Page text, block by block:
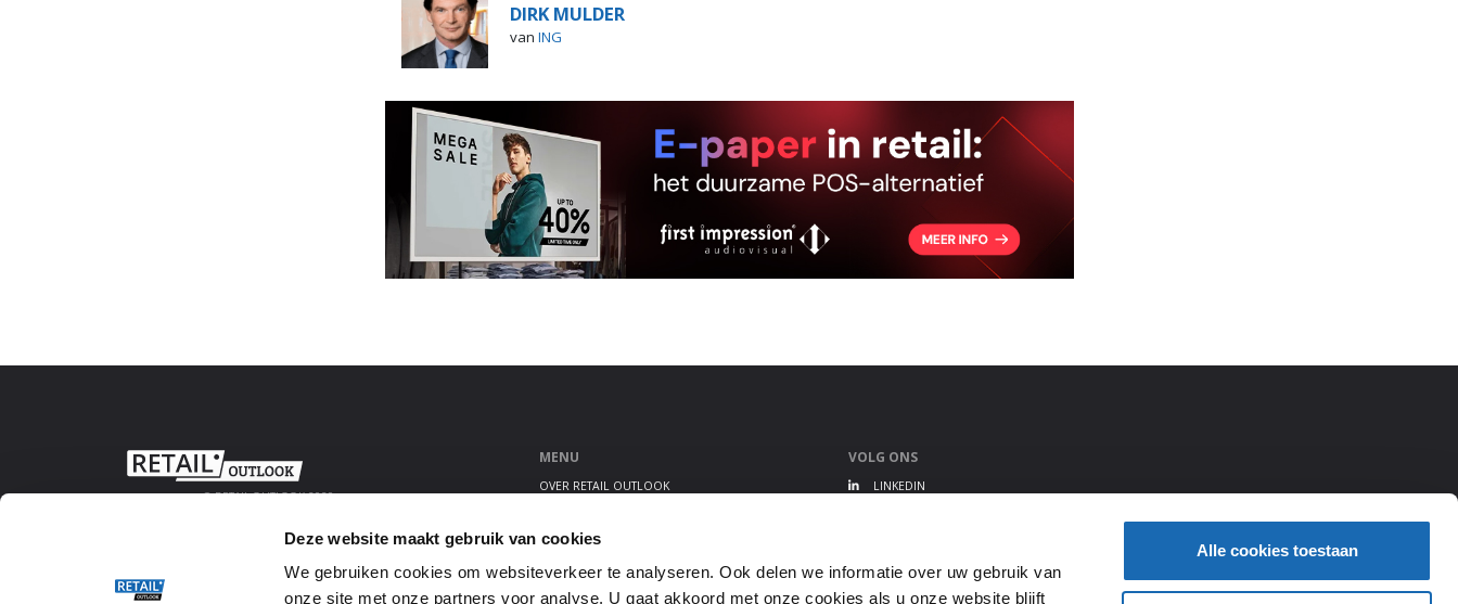
Deze website maakt gebruik van cookies
We gebruiken cookies om websiteverkeer te analyseren. Ook delen we informatie over uw gebruik van
onze site met onze partners voor analyse. U gaat akkoord met onze cookies als u onze website blijft
Alle cookies toestaan
DIRK MULDER
vanING
© RETAIL OUTLOOK 2020
MENU
OVER RETAIL OUTLOOK
ALGEMENE VOORWAARDEN
GEBRUIKERSVOORWAARDEN
VOLG ONS
LINKEDIN